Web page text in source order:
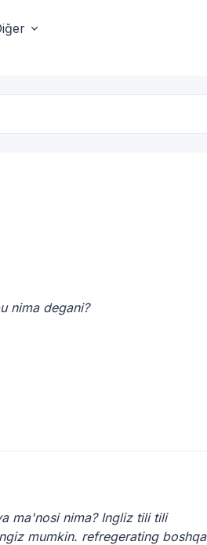
nima degani?
ma'nosi nima? Ingliz tili tili
mumkin. refregerating boshqa